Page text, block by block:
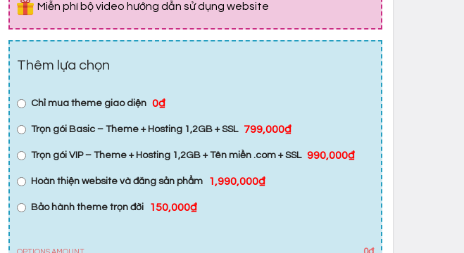
Miễn phí bộ video hướng dẫn sử dụng website
Thêm lựa chọn
Chỉ mua theme giao diện 0₫
Trọn gói Basic – Theme + Hosting 1,2GB + SSL 799,000₫
Trọn gói VIP – Theme + Hosting 1,2GB + Tên miền .com + SSL 990,000₫
Hoàn thiện website và đăng sản phẩm 1,990,000₫
Bảo hành theme trọn đời 150,000₫